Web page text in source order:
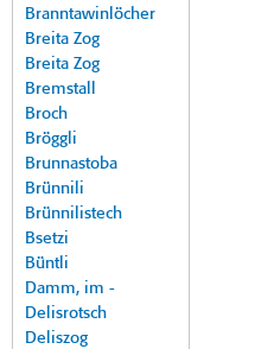
Branntawinlöcher
Breita Zog
Breita Zog
Bremstall
Broch
Bröggli
Brunnastoba
Brünnili
Brünnilistech
Bsetzi
Büntli
Damm, im -
Delisrotsch
Deliszog